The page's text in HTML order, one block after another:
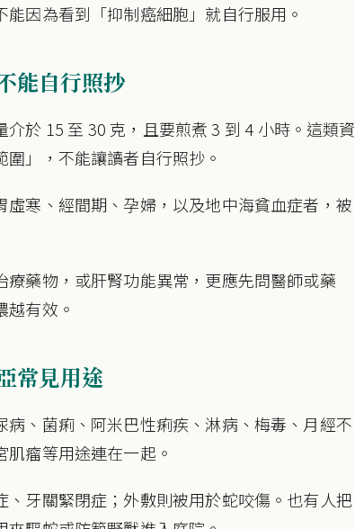
因為看到「抑制癌細胞」就自行服用。
能自行照抄
於 15 至 30 克，且要煎煮 3 到 4 小時。這類資
」，不能讓讀者自行照抄。
寒、經間期、孕婦，以及地中海貧血症者，被
藥物，或肝腎功能異常，更應先問醫師或藥
有效。
常見用途
、菌痢、阿米巴性痢疾、淋病、梅毒、月經不
瘤等用途連在一起。
牙關緊閉症；外敷則被用於蛇咬傷。也有人把